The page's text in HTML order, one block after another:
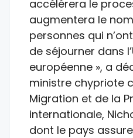
accélérera le
augmentera le
personnes qui
de séjourner dans
européenne », a
ministre chypriote
Migration et de la
internationale,
dont le pays